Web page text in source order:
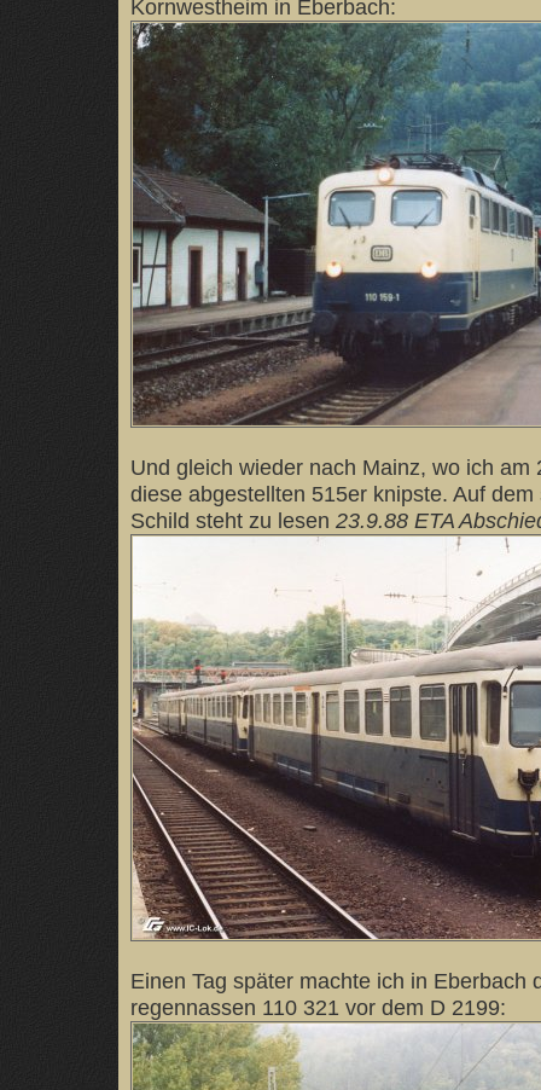
Kornwestheim in Eberbach:
Und gleich wieder nach Mainz, wo ich am
diese abgestellten 515er knipste. Auf
Schild steht zu lesen 23.9.88 ETA
Einen Tag später machte ich in Eberbach
regennassen 110 321 vor dem D 2199: